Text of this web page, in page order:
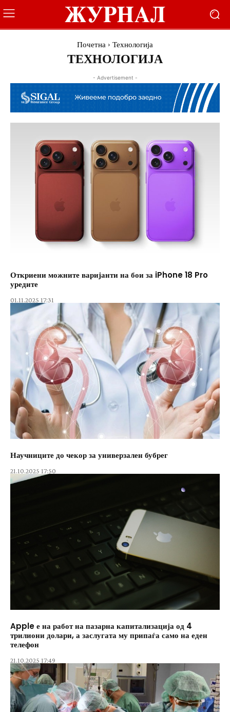
Почетна Технологија
ТЕХНОЛОГИЈА
- Advertisement -
Откриени можните варијанти на бои за iPhone 18 Pro
уредите
01.11.2025 17:31
Научниците до чекор за универзален бубрег
21.10.2025 17:50
Apple е на работ на пазарна капитализација од 4
трилиони долари, а заслугата му припаѓа само на еден
телефон
21.10.2025 17:49